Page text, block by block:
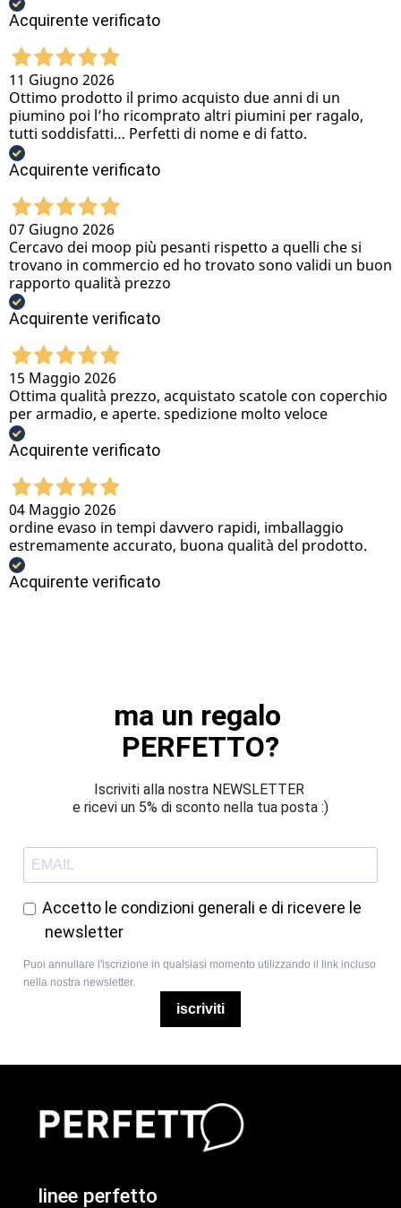
Acquirente verificato
11 Giugno 2026
Ottimo prodotto il primo acquisto due anni di un
piumino poi l’ho ricomprato altri piumini per ragalo,
tutti soddisfatti… Perfetti di nome e di fatto.
Acquirente verificato
07 Giugno 2026
Cercavo dei moop più pesanti rispetto a quelli che si
trovano in commercio ed ho trovato sono validi un buon
rapporto qualità prezzo
Acquirente verificato
15 Maggio 2026
Ottima qualità prezzo, acquistato scatole con coperchio
per armadio, e aperte. spedizione molto veloce
Acquirente verificato
04 Maggio 2026
ordine evaso in tempi davvero rapidi, imballaggio
estremamente accurato, buona qualità del prodotto.
Acquirente verificato
ma un regalo
PERFETTO?
Iscriviti alla nostra NEWSLETTER
e ricevi un 5% di sconto nella tua posta :)
Accetto le condizioni generali e di ricevere le
newsletter
Puoi annullare l'iscrizione in qualsiasi momento utilizzando il link incluso
nella nostra newsletter.
iscriviti
linee perfetto